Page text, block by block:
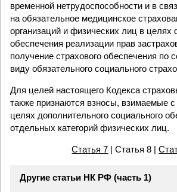
временной нетрудоспособности и в
на обязательное медицинское
организаций и физических лиц в целях
обеспечения реализации прав
получение страхового обеспечения по
виду обязательного социального
Для целей настоящего Кодекса
также признаются взносы, взимаемые с
целях дополнительного социального
отдельных категорий физических лиц.
Статья 7 | Статья 8 |
Другие статьи НК РФ (часть 1)